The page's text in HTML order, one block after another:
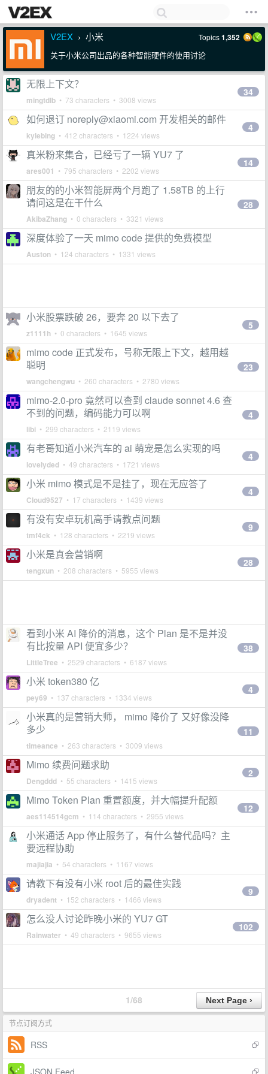
V2EX › 小米 Topics1,352
关于小米公司出品的各种智能硬件的使用讨论
无限上下文？
mingtdlb • 73 characters • 3008 views
34
如何退订 noreply@xiaomi.com 开发相关的邮件
kylebing • 412 characters • 1224 views
4
真米粉来集合，已经亏了一辆 YU7 了
ares001 • 795 characters • 2202 views
14
朋友的的小米智能屏两个月跑了 1.58TB 的上行
请问这是在干什么
AkibaZhang • 0 characters • 3321 views
28
深度体验了一天 mimo code 提供的免费模型
Auston • 124 characters • 1331 views
小米股票跌破 26，要奔 20 以下去了
z1111h • 0 characters • 1645 views
5
mimo code 正式发布，号称无限上下文，越用越
聪明
wangchengwu • 260 characters • 2780 views
23
mimo-2.0-pro 竟然可以查到 claude sonnet 4.6 查
不到的问题，编码能力可以啊
libi • 299 characters • 2119 views
4
有老哥知道小米汽车的 ai 萌宠是怎么实现的吗
lovelyded • 49 characters • 1721 views
4
小米 mimo 模式是不是挂了，现在无应答了
Cloud9527 • 17 characters • 1439 views
4
有没有安卓玩机高手请教点问题
tmf4ck • 128 characters • 2219 views
9
小米是真会营销啊
tengxun • 208 characters • 5955 views
28
看到小米 AI 降价的消息，这个 Plan 是不是并没
有比按量 API 便宜多少？
LittleTree • 2529 characters • 6187 views
38
小米 token380 亿
pey69 • 137 characters • 1334 views
4
小米真的是营销大师， mimo 降价了 又好像没降
多少
timeance • 263 characters • 3009 views
11
Mimo 续费问题求助
Dengddd • 55 characters • 1415 views
2
Mimo Token Plan 重置额度，并大幅提升配额
aes114514gcm • 114 characters • 2955 views
12
小米通话 App 停止服务了，有什么替代品吗？主
要远程协助
majiajia • 54 characters • 1167 views
请教下有没有小米 root 后的最佳实践
dryadent • 152 characters • 1466 views
9
怎么没人讨论昨晚小米的 YU7 GT
Rainwater • 49 characters • 9655 views
102
1/68
节点订阅方式
RSS
JSON Feed